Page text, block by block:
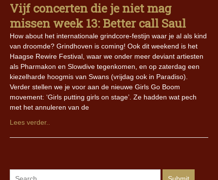
Vijf concerten die je niet mag
missen week 13: Better call Saul
How about het internationale grindcore-festijn waar je al als kind
van droomde? Grindhoven is coming! Ook dit weekend is het
Haagse Rewire Festival, waar we onder meer deviant artiesten
als Pharmakon en Slowdive tegenkomen, en op zaterdag een
kiezelharde hoogmis van Swans (vrijdag ook in Paradiso).
Verder stellen we je voor aan de nieuwe Girls Go Boom
movement: ‘Girls putting girls on stage’. Ze hadden wat pech
met het annuleren van de
Lees verder..